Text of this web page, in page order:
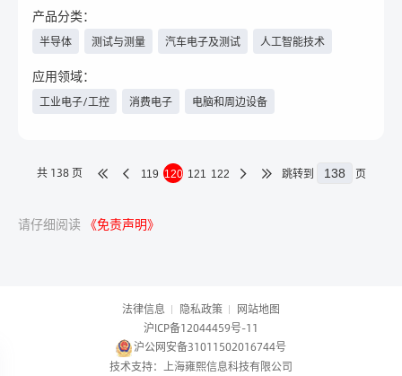
产品分类：
半导体 测试与测量 汽车电子及测试 人工智能技术
应用领域：
工业电子/工控 消费电子
电脑和周边设备
共 138 页 119 120 121 122 跳转到 页
请仔细阅读 《免责声明》
法律信息 隐私政策
网站地图
沪ICP备12044459号-11
沪公网安备31011502016744号
技术支持：上海雍熙信息科技有限公司